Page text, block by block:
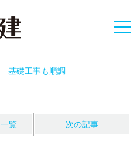
基礎工事も順調
一覧 次の記事